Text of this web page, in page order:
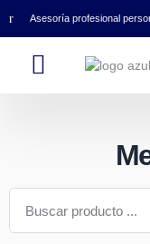
Asesoría profesional